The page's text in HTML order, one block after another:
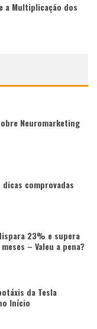
a Multiplicação dos
Neuromarketing
comprovadas
23% e supera
– Valeu a pena?
da Tesla
Início